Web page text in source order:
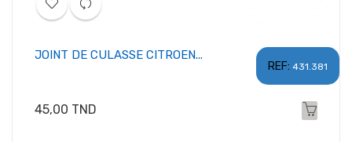
REF: 431.381
JOINT DE CULASSE CITROEN...
Prix
45,00 TND